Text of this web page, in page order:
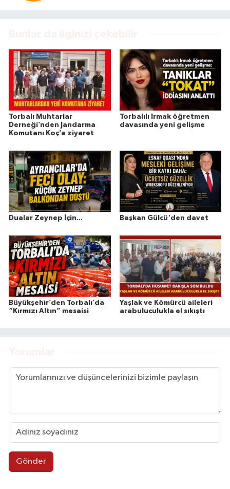
Torbalı Muhtarlar
Derneği’nden Jandarma
Komutanı Koç’a ziyaret
Torbalılı Irmak öğretmen
davasında yeni gelişme
Dualar Zeynep İçin... Başkan Gülcü'den davet
Büyükşehir’den Torbalı’da
“Kırmızı Altın” mesaisi
Yaşlak ve Kömürcü aileleri
arabuluculukla el sıkıştı
Gönder